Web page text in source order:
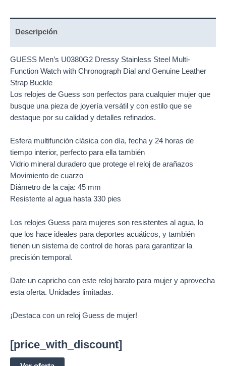
Descripción
GUESS Men’s U0380G2 Dressy Stainless Steel Multi-
Function Watch with Chronograph Dial and Genuine Leather
Strap Buckle
Los relojes de Guess son perfectos para cualquier mujer que
busque una pieza de joyería versátil y con estilo que se
destaque por su calidad y detalles refinados.
Esfera multifunción clásica con día, fecha y 24 horas de
tiempo interior, perfecto para ella también
Vidrio mineral duradero que protege el reloj de arañazos
Movimiento de cuarzo
Diámetro de la caja: 45 mm
Resistente al agua hasta 330 pies
Los relojes Guess para mujeres son resistentes al agua, lo
que los hace ideales para deportes acuáticos, y también
tienen un sistema de control de horas para garantizar la
precisión temporal.
Date un capricho con este reloj barato para mujer y aprovecha
esta oferta. Unidades limitadas.
¡Destaca con un reloj Guess de mujer!
[price_with_discount]